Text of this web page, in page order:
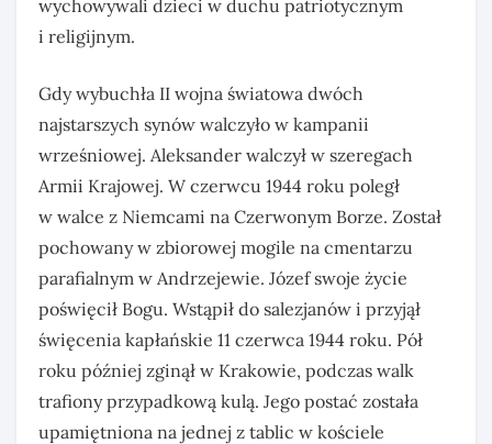
wychowywali dzieci w duchu patriotycznym
i religijnym.
Gdy wybuchła II wojna światowa dwóch
najstarszych synów walczyło w kampanii
wrześniowej. Aleksander walczył w szeregach
Armii Krajowej. W czerwcu 1944 roku poległ
w walce z Niemcami na Czerwonym Borze. Został
pochowany w zbiorowej mogile na cmentarzu
parafialnym w Andrzejewie. Józef swoje życie
poświęcił Bogu. Wstąpił do salezjanów i przyjął
święcenia kapłańskie 11 czerwca 1944 roku. Pół
roku później zginął w Krakowie, podczas walk
trafiony przypadkową kulą. Jego postać została
upamiętniona na jednej z tablic w kościele